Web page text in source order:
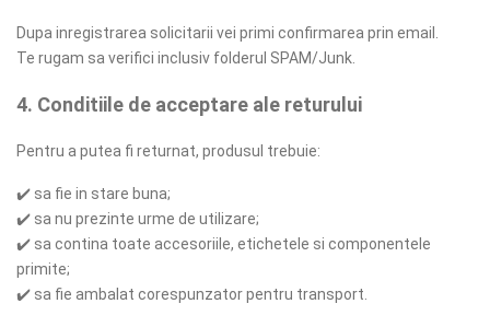
Dupa inregistrarea solicitarii vei primi confirmarea prin email.
Te rugam sa verifici inclusiv folderul SPAM/Junk.
4. Conditiile de acceptare ale returului
Pentru a putea fi returnat, produsul trebuie:
✔️ sa fie in stare buna;
✔️ sa nu prezinte urme de utilizare;
✔️ sa contina toate accesoriile, etichetele si componentele
primite;
✔️ sa fie ambalat corespunzator pentru transport.